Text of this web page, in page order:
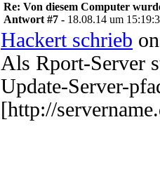
Re: Von diesem Computer
Antwort #7 - 18.08.14 um
Hackert schrieb
Als Rport-Server
Update-Server-
[http://